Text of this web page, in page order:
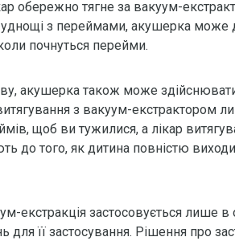
обережно тягне за вакуум-
з переймами, акушерка
почнуться перейми.
акушерка також може
з вакуум-екстрактором
щоб ви тужилися, а лікар
до того, як дитина повністю
екстракція застосовується лише в
для її застосування. Рішення про